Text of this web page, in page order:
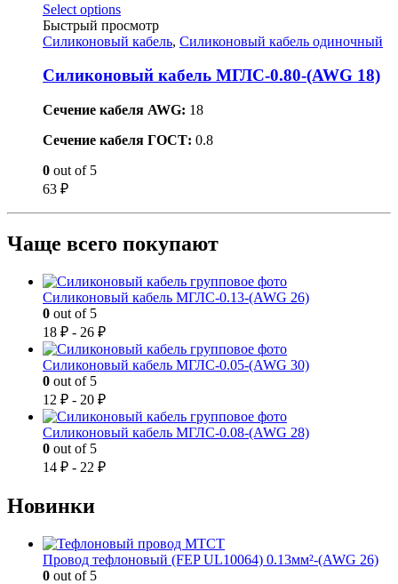
Select options
Быстрый просмотр
Силиконовый кабель, Силиконовый кабель одиночный
Силиконовый кабель МГЛС-0.80-(AWG 18)
Сечение кабеля AWG: 18
Сечение кабеля ГОСТ: 0.8
0 out of 5
63 ₽
Чаще всего покупают
Силиконовый кабель МГЛС-0.13-(AWG 26)
0 out of 5
18 ₽ - 26 ₽
Силиконовый кабель МГЛС-0.05-(AWG 30)
0 out of 5
12 ₽ - 20 ₽
Силиконовый кабель МГЛС-0.08-(AWG 28)
0 out of 5
14 ₽ - 22 ₽
Новинки
Провод тефлоновый (FEP UL10064) 0.13мм²-(AWG 26)
0 out of 5